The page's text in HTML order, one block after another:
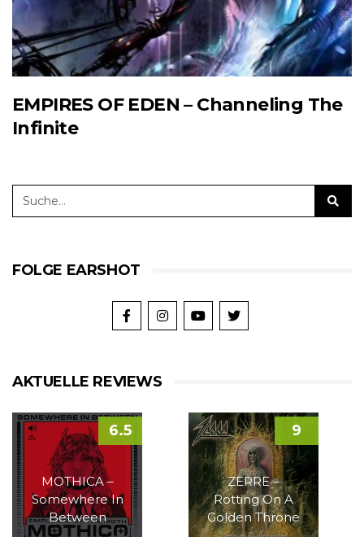
EMPIRES OF EDEN – Channeling The
Infinite
FOLGE EARSHOT
AKTUELLE REVIEWS
MOTHICA –
Somewhere In
Between
6.5
ZERRE –
Rotting On A
Golden Throne
9